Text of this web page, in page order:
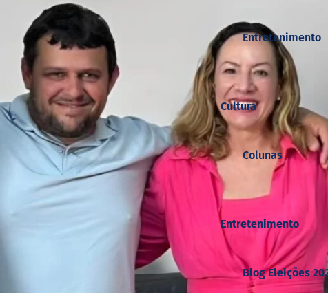
Entretenimento
Colunas
Blog Eleições
Cultura
Entretenimento